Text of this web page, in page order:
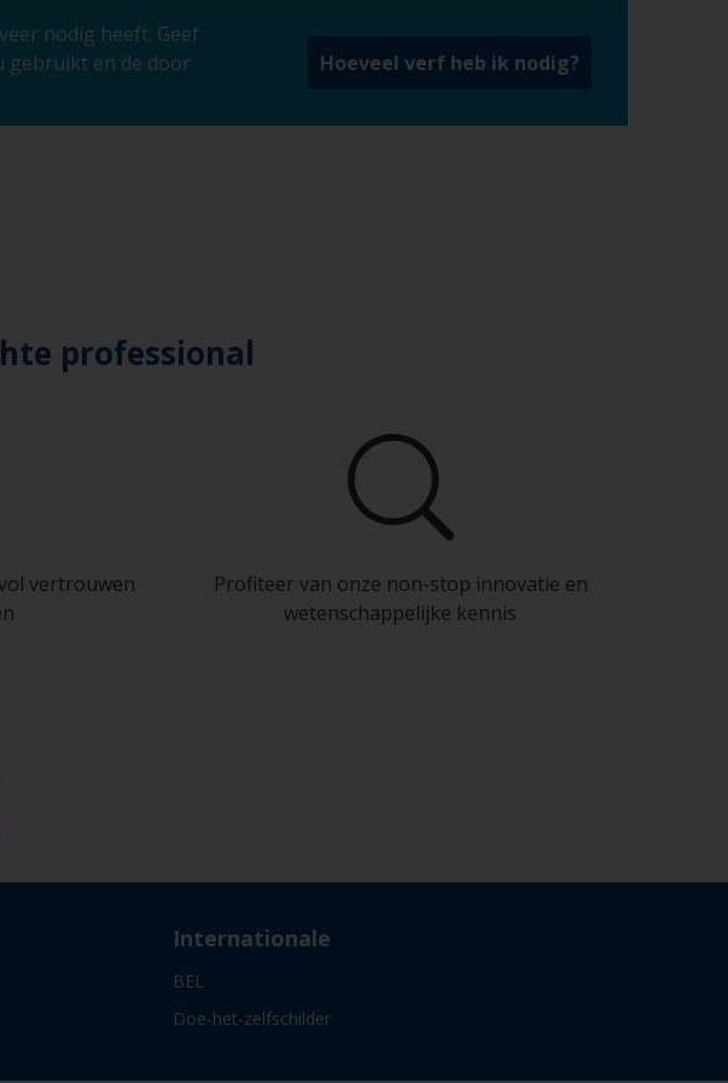
nodig heeft. Geef
gebruikt en de door
Hoeveel verf heb ik nodig?
professional
vertrouwen
Profiteer van onze non-stop innovatie en
wetenschappelijke kennis
Internationale
BEL
Doe-het-zelfschilder